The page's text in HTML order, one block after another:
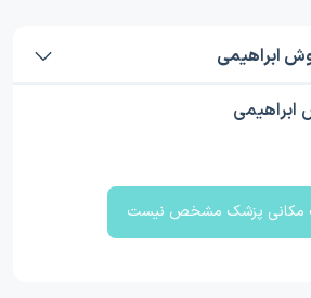
ابراهیمی
مکانی پزشک مشخص نیست